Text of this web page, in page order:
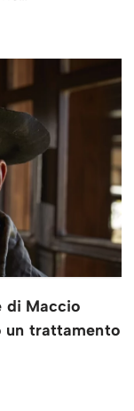
di Maccio
un trattamento